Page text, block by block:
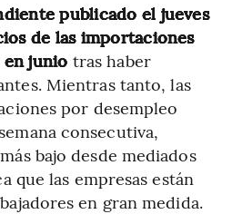
publicado el jueves
de las importaciones
en junio tras haber
Mientras tanto, las
por desempleo
consecutiva,
bajo desde mediados
que las empresas están
en gran medida.